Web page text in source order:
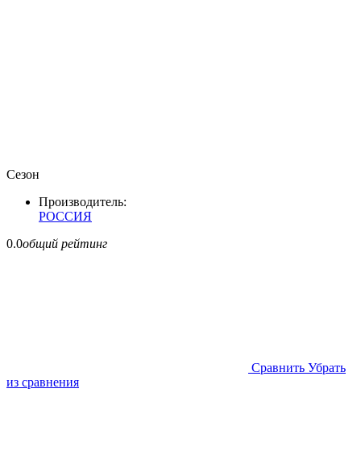
Сезон
Производитель:
РОССИЯ
0.0общий рейтинг
Cравнить Убрать
из сравнения